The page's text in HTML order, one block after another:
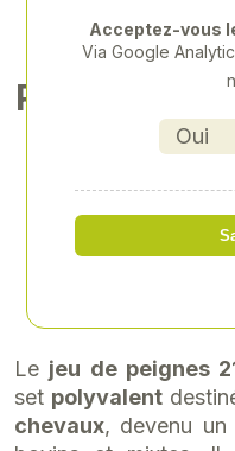
T
56,39 €HT
Le jeu de peignes
set polyvalent
chevaux, devenu un
Oui
Acceptez-vous
Via Google